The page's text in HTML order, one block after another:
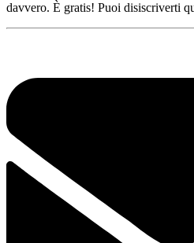
davvero. È gratis! Puoi disiscriverti